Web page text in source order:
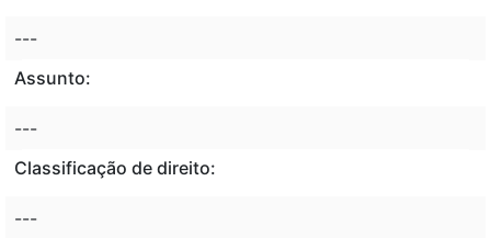
---
Assunto:
---
Classificação de direito:
---